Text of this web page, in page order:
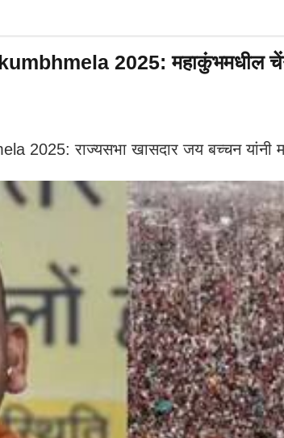
2025: महाकुंभमधील
2025: राज्यसभा खासदार जय बच्चन यांनी